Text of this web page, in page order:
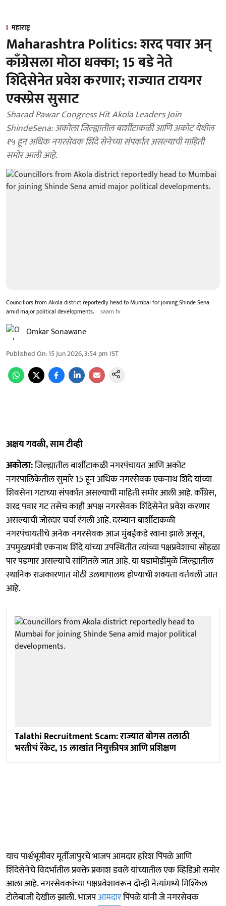
महाराष्ट्र
Maharashtra Politics: शरद पवार अन्
काँग्रेसला मोठा धक्का; 15 बडे नेते
शिंदेसेनेत प्रवेश करणार; राज्यात टायगर
एक्स्प्रेस सुसाट
Sharad Pawar Congress Hit Akola Leaders Join
ShindeSena: अकोला जिल्ह्यातील बार्शीटाकळी आणि अकोट येथील
१५ हून अधिक नगरसेवक शिंदे सेनेच्या संपर्कात असल्याची माहिती
समोर आली आहे.
Councillors from Akola district reportedly head to Mumbai for joining Shinde Sena
amid major political developments.
saam tv
Omkar Sonawane
Published On:15 Jun 2026, 3:54 pm IST
अक्षय गवळी, साम टीव्ही
अकोला:जिल्ह्यातील बार्शीटाकळी नगरपंचायत आणि अकोट
नगरपालिकेतील सुमारे 15 हून अधिक नगरसेवक एकनाथ शिंदे यांच्या
शिवसेना गटाच्या संपर्कात असल्याची माहिती समोर आली आहे. कॉँग्रेस,
शरद पवार गट तसेच काही अपक्ष नगरसेवक शिंदेसेनेत प्रवेश करणार
असल्याची जोरदार चर्चा रंगली आहे. दरम्यान बार्शीटाकळी
नगरपंचायतीचे अनेक नगरसेवक आज मुंबईकडे रवाना झाले असून,
उपमुख्यमंत्री एकनाथ शिंदे यांच्या उपस्थितीत त्यांच्या पक्षप्रवेशाचा सोहळा
पार पडणार असल्याचे सांगितले जात आहे. या घडामोडींमुळे जिल्ह्यातील
स्थानिक राजकारणात मोठी उलथापालथ होण्याची शक्यता वर्तवली जात
आहे.
Talathi Recruitment Scam: राज्यात बोगस तलाठी
भरतीचं रॅकेट, 15 लाखांत नियुक्तीपत्र आणि प्रशिक्षण
याच पार्श्वभूमीवर मूर्तीजापुरचे भाजप आमदार हरिश पिंपळे आणि
शिंदेसेनेचे विदर्भातील प्रवक्ते प्रकाश डवले यांच्यातील एक व्हिडिओ समोर
आला आहे. नगरसेवकांच्या पक्षप्रवेशावरून दोन्ही नेत्यांमध्ये मिश्किल
टोलेबाजी देखील झाली. भाजपआमदारपिंपळे यांनी जे नगरसेवक